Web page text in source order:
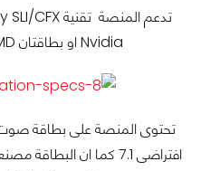
Nvidia او بطاقتان AMD لتوفر لك افضل أداء
تحتوى المنصة على بطاقة
افتراضى 7.1 كما ان